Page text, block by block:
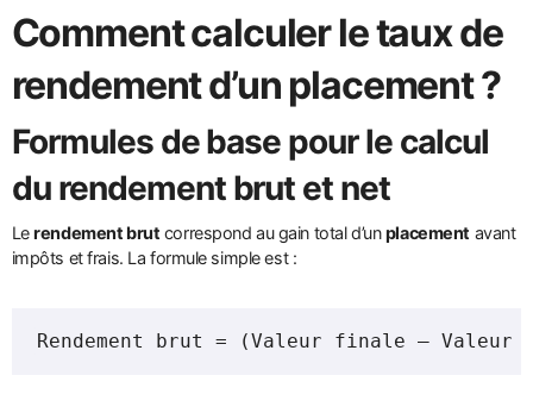
Comment calculer le taux de
rendementd’un placement?
Formules de base pour le calcul
du rendementbrut et net
Lerendement brut correspond au gain total d’unplacement avant
impôts et frais. La formule simple est :
Rendement brut = (Valeur finale –